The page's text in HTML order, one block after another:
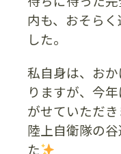
内も、おそら
した。
私自身は、お
りますが、今
がせていただ
陸上自衛隊の
た